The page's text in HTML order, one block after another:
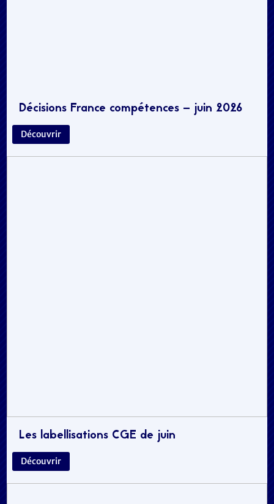
Décisions France compétences – juin 2026
Découvrir
Les labellisations CGE de juin
Découvrir